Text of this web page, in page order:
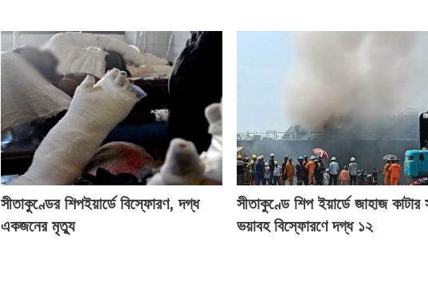
সীতাকুণ্ডের শিপইয়ার্ডে বিস্ফোরণ, দগ্ধ
একজনের মৃত্যু
সীতাকুণ্ডে শিপ ইয়ার্ডে জাহাজ
ভয়াবহ বিস্ফোরণে দগ্ধ ১২